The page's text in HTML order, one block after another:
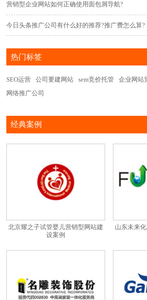
营销型企业网站如何正确使用面包屑导航?
今日头条推广公司有什么好的推荐?推广费怎么算?
热门标签
SEO运营 公司要建网站 sem竞价托管
企业网站
网络推广公司
经典案例
北京耀之子试管婴儿营销型网站建
设案例
山东未来